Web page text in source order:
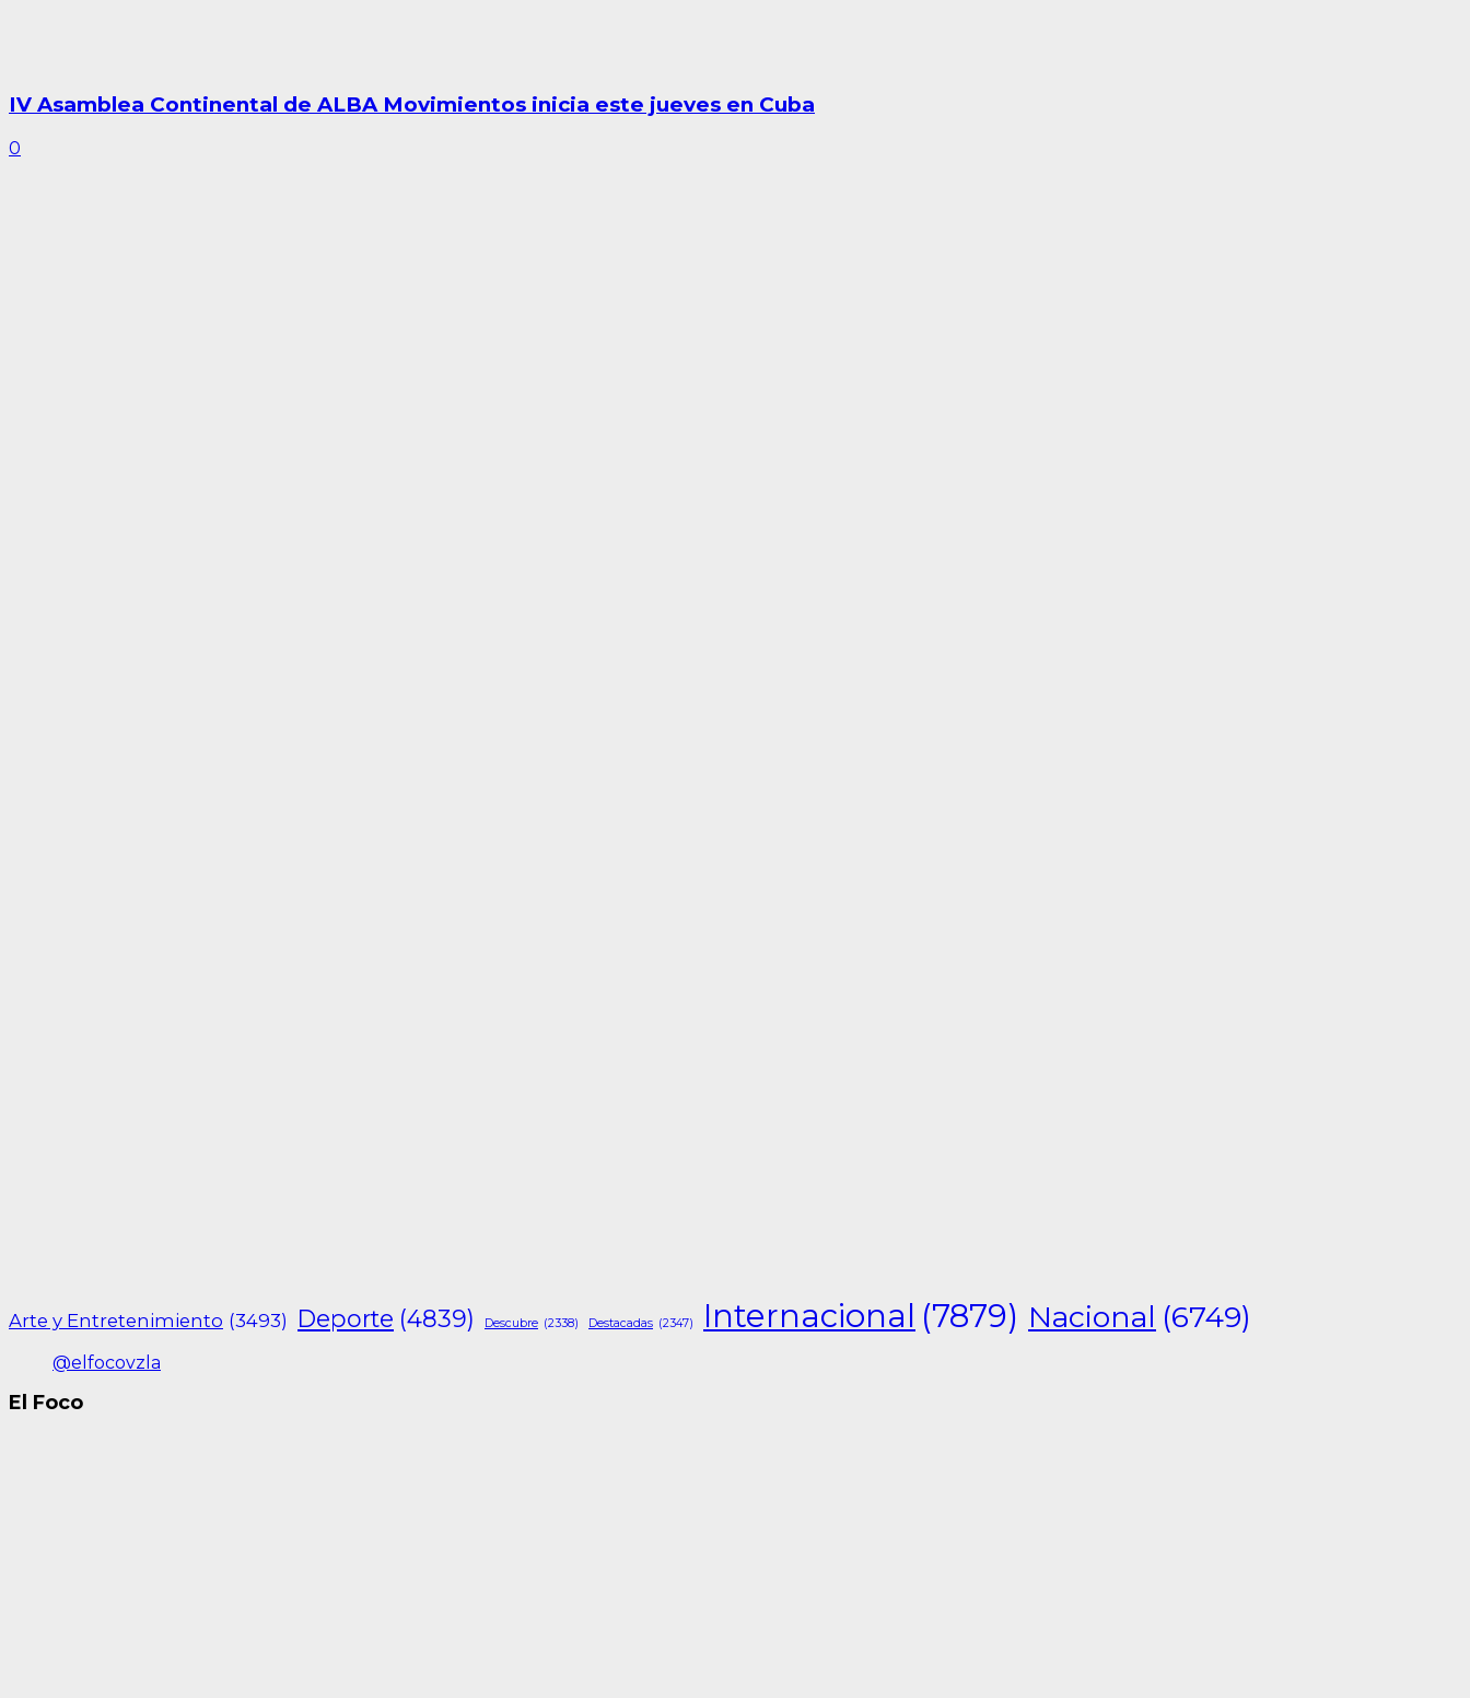
IV Asamblea Continental de ALBA Movimientos inicia este jueves en Cuba
0
Arte y Entretenimiento (3493) Deporte (4839) Descubre (2338) Destacadas (2347) Internacional (7879) Nacional (6749)
@elfocovzla
El Foco